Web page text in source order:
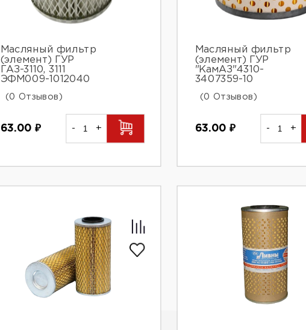
Масляный фильтр
(элемент) ГУР
ГАЗ-3110, 3111
ЭФМ009-1012040
(0 Отзывов)
63.00₽ - +
Масляный фильтр
(элемент) ГУР
"КамАЗ"4310-
3407359-10
(0 Отзывов)
63.00 ₽ - +